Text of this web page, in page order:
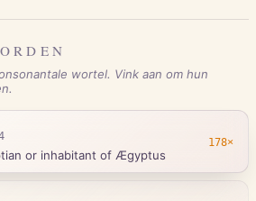
wortel. Vink aan om hun
or inhabitant of Ægyptus
178×